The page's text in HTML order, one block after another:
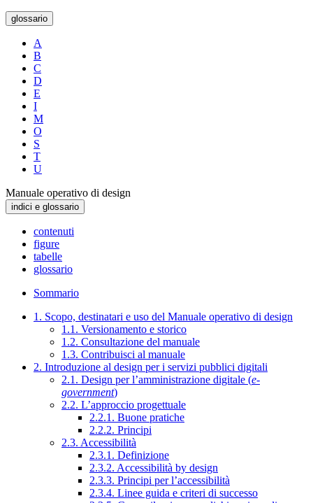
glossario
A
B
C
D
E
I
M
O
S
T
U
Manuale operativo di design
indici e glossario
contenuti
figure
tabelle
glossario
Sommario
1. Scopo, destinatari e uso del Manuale operativo di design
1.1. Versionamento e storico
1.2. Consultazione del manuale
1.3. Contribuisci al manuale
2. Introduzione al design per i servizi pubblici digitali
2.1. Design per l’amministrazione digitale (e-
government)
2.2. L’approccio progettuale
2.2.1. Buone pratiche
2.2.2. Principi
2.3. Accessibilità
2.3.1. Definizione
2.3.2. Accessibilità by design
2.3.3. Principi per l’accessibilità
2.3.4. Linee guida e criteri di successo